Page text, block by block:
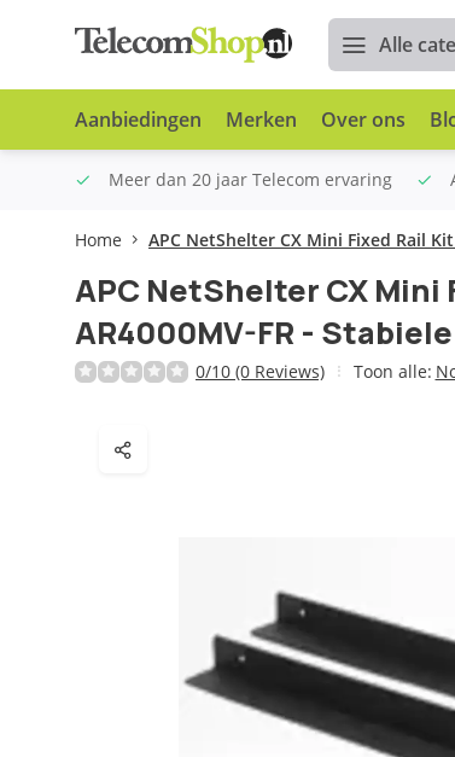
Alle
Aanbiedingen Merken Over ons
Meer dan 20 jaar Telecom ervaring
Home APC NetShelter CX Mini Fixed Rail
APC NetShelter CX Mini
AR4000MV-FR -
0/10 (0 Reviews) Toon alle: